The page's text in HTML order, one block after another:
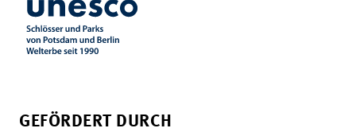
GEFÖRDERT DURCH